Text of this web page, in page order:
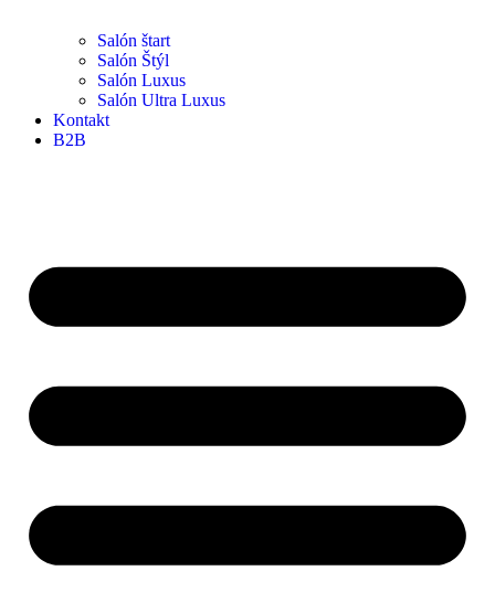
Salón štart
Salón Štýl
Salón Luxus
Salón Ultra Luxus
Kontakt
B2B